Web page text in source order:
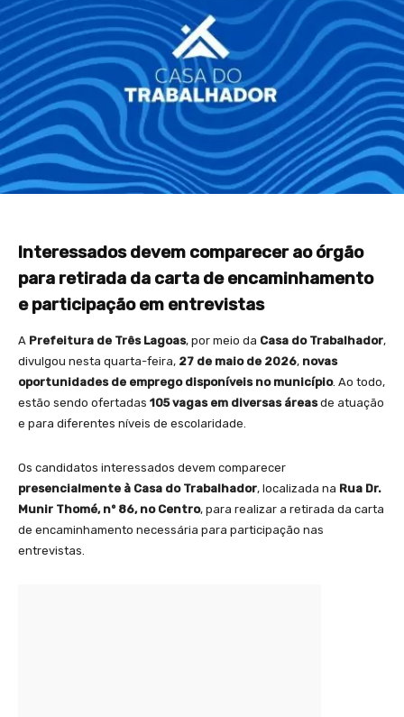
Interessados devem comparecer ao órgão
para retirada da carta de encaminhamento
e participação em entrevistas
A Prefeitura de Três Lagoas, por meio da Casa do Trabalhador,
divulgou nesta quarta-feira, 27 de maio de 2026, novas
oportunidades de emprego disponíveis no município. Ao todo,
estão sendo ofertadas 105 vagas em diversas áreasde atuação
e para diferentes níveis de escolaridade.
Os candidatos interessados devem comparecer
presencialmente à Casa do Trabalhador, localizada na Rua Dr.
Munir Thomé, nº 86, no Centro, para realizar a retirada da carta
de encaminhamento necessária para participação nas
entrevistas.